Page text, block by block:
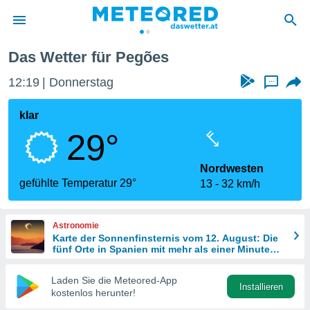
wurde
dass
sind.
diese
Das Wetter für Pegões
12:19 Donnerstag ...
klar
29°
gefühlte Temperatur 29°
Nordwesten
13
32 km/h
Astronomie
Karte der Sonnenfinsternis vom 12. August: Die
fünf Orte in Spanien mit mehr als einer Minute
Laden Sie die Meteored-App
kostenlos herunter!
Installieren